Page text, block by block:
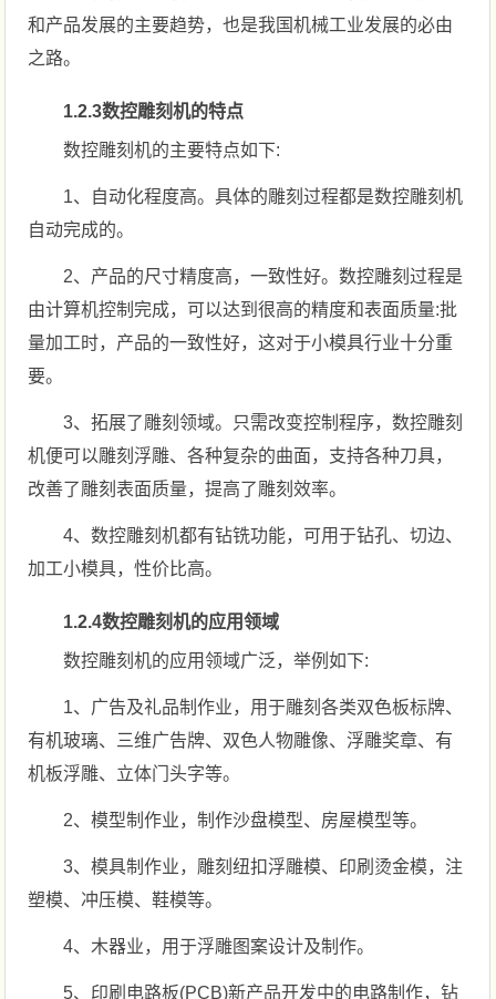
和产品发展的主要趋势，也是我国机械工业发展的必由
之路。
1.2.3数控雕刻机的特点
数控雕刻机的主要特点如下:
1、自动化程度高。具体的雕刻过程都是数控雕刻机
自动完成的。
2、产品的尺寸精度高，一致性好。数控雕刻过程是
由计算机控制完成，可以达到很高的精度和表面质量:批
量加工时，产品的一致性好，这对于小模具行业十分重
要。
3、拓展了雕刻领域。只需改变控制程序，数控雕刻
机便可以雕刻浮雕、各种复杂的曲面，支持各种刀具，
改善了雕刻表面质量，提高了雕刻效率。
4、数控雕刻机都有钻铣功能，可用于钻孔、切边、
加工小模具，性价比高。
1.2.4数控雕刻机的应用领域
数控雕刻机的应用领域广泛，举例如下:
1、广告及礼品制作业，用于雕刻各类双色板标牌、
有机玻璃、三维广告牌、双色人物雕像、浮雕奖章、有
机板浮雕、立体门头字等。
2、模型制作业，制作沙盘模型、房屋模型等。
3、模具制作业，雕刻纽扣浮雕模、印刷烫金模，注
塑模、冲压模、鞋模等。
4、木器业，用于浮雕图案设计及制作。
5、印刷电路板(PCB)新产品开发中的电路制作，钻